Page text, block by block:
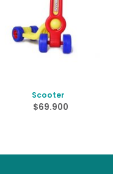
Scooter
$69.900